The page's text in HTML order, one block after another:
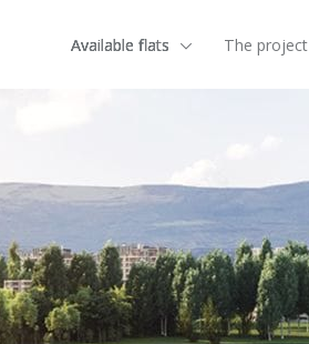
Available flats The project